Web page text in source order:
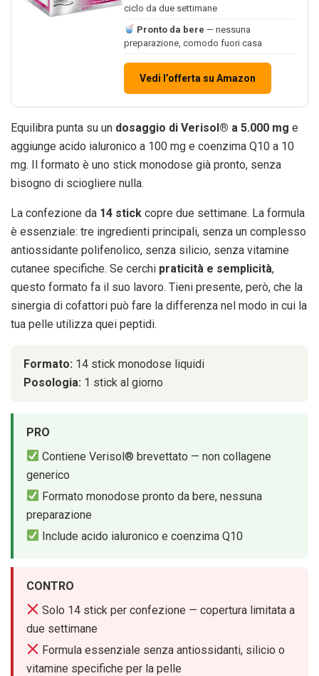
ciclo da due settimane
Pronto da bere — nessuna
preparazione, comodo fuori casa
Vedi l’offerta su Amazon
Equilibra punta su un dosaggio di Verisol® a 5.000 mg e
aggiunge acido ialuronico a 100 mg e coenzima Q10 a 10
mg. Il formato è uno stick monodose già pronto, senza
bisogno di sciogliere nulla.
La confezione da 14 stick copre due settimane. La formula
è essenziale: tre ingredienti principali, senza un complesso
antiossidante polifenolico, senza silicio, senza vitamine
cutanee specifiche. Se cerchi praticità e semplicità,
questo formato fa il suo lavoro. Tieni presente, però, che la
sinergia di cofattori può fare la differenza nel modo in cui la
tua pelle utilizza quei peptidi.
Formato: 14 stick monodose liquidi
Posologia: 1 stick al giorno
PRO
Contiene Verisol® brevettato — non collagene
generico
Formato monodose pronto da bere, nessuna
preparazione
Include acido ialuronico e coenzima Q10
CONTRO
Solo 14 stick per confezione — copertura limitata a
due settimane
Formula essenziale senza antiossidanti, silicio o
vitamine specifiche per la pelle